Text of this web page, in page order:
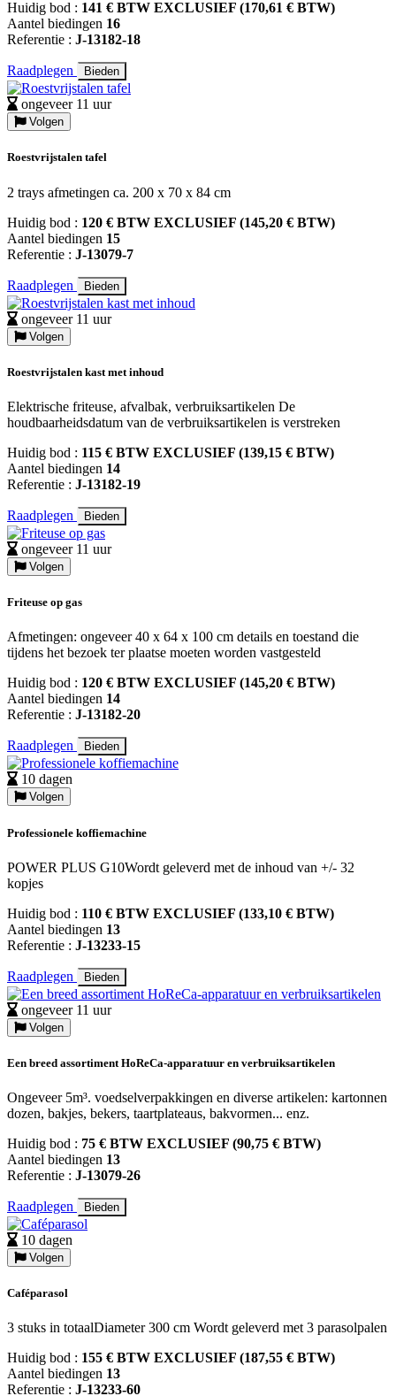
Huidig bod : 141 € BTW EXCLUSIEF (170,61 € BTW)
Aantel biedingen 16
Referentie : J-13182-18
Raadplegen Bieden
ongeveer 11 uur
Volgen
Roestvrijstalen tafel
2 trays afmetingen ca. 200 x 70 x 84 cm
Huidig bod : 120 € BTW EXCLUSIEF (145,20 € BTW)
Aantel biedingen 15
Referentie : J-13079-7
Raadplegen Bieden
ongeveer 11 uur
Volgen
Roestvrijstalen kast met inhoud
Elektrische friteuse, afvalbak, verbruiksartikelen De
houdbaarheidsdatum van de verbruiksartikelen is verstreken
Huidig bod : 115 € BTW EXCLUSIEF (139,15 € BTW)
Aantel biedingen 14
Referentie : J-13182-19
Raadplegen Bieden
ongeveer 11 uur
Volgen
Friteuse op gas
Afmetingen: ongeveer 40 x 64 x 100 cm details en toestand die
tijdens het bezoek ter plaatse moeten worden vastgesteld
Huidig bod : 120 € BTW EXCLUSIEF (145,20 € BTW)
Aantel biedingen 14
Referentie : J-13182-20
Raadplegen Bieden
10 dagen
Volgen
Professionele koffiemachine
POWER PLUS G10Wordt geleverd met de inhoud van +/- 32
kopjes
Huidig bod : 110 € BTW EXCLUSIEF (133,10 € BTW)
Aantel biedingen 13
Referentie : J-13233-15
Raadplegen Bieden
ongeveer 11 uur
Volgen
Een breed assortiment HoReCa-apparatuur en verbruiksartikelen
Ongeveer 5m³. voedselverpakkingen en diverse artikelen: kartonnen
dozen, bakjes, bekers, taartplateaus, bakvormen... enz.
Huidig bod : 75 € BTW EXCLUSIEF (90,75 € BTW)
Aantel biedingen 13
Referentie : J-13079-26
Raadplegen Bieden
10 dagen
Volgen
Caféparasol
3 stuks in totaalDiameter 300 cm Wordt geleverd met 3 parasolpalen
Huidig bod : 155 € BTW EXCLUSIEF (187,55 € BTW)
Aantel biedingen 13
Referentie : J-13233-60